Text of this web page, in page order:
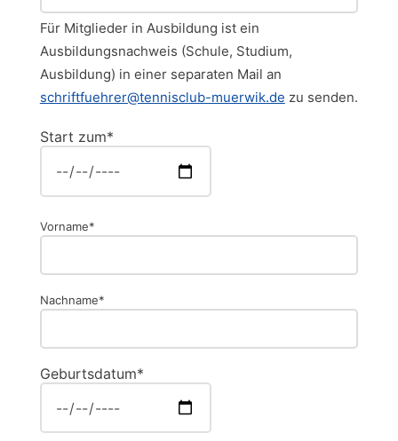
Für Mitglieder in Ausbildung ist ein
Ausbildungsnachweis (Schule, Studium,
Ausbildung) in einer separaten Mail an
schriftfuehrer@tennisclub-muerwik.de zu senden.
Start zum*
Vorname*
Nachname*
Geburtsdatum*